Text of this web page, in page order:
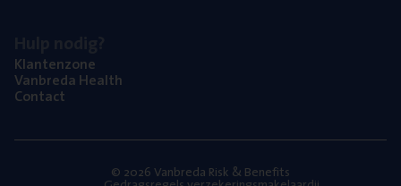
Klan­ten­zo­ne
Van­b­re­da Health
Con­tact
© 2026 Vanbreda Risk & Benefits